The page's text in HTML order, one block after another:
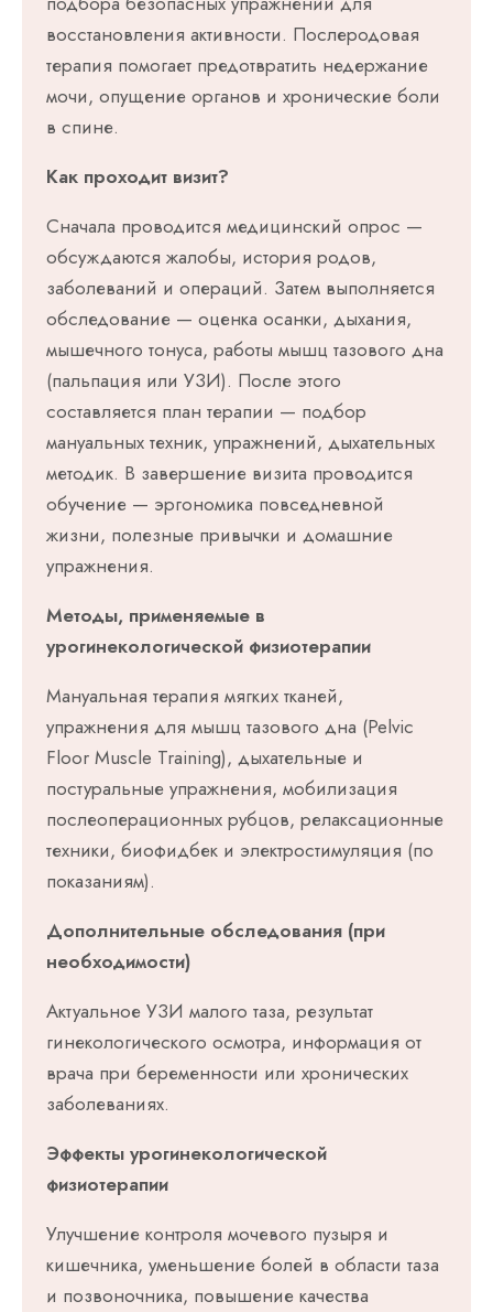
восстановления активности. Послеродовая
терапия помогает предотвратить недержание
мочи, опущение органов и хронические боли
в спине.
Как проходит визит?
Сначала проводится медицинский опрос —
обсуждаются жалобы, история родов,
заболеваний и операций. Затем выполняется
обследование — оценка осанки, дыхания,
мышечного тонуса, работы мышц тазового дна
(пальпация или УЗИ). После этого
составляется план терапии — подбор
мануальных техник, упражнений, дыхательных
методик. В завершение визита проводится
обучение — эргономика повседневной
жизни, полезные привычки и домашние
упражнения.
Методы, применяемые в
урогинекологической физиотерапии
Мануальная терапия мягких тканей,
упражнения для мышц тазового дна (Pelvic
Floor Muscle Training), дыхательные и
постуральные упражнения, мобилизация
послеоперационных рубцов, релаксационные
техники, биофидбек и электростимуляция (по
показаниям).
Дополнительные обследования (при
необходимости)
Актуальное УЗИ малого таза, результат
гинекологического осмотра, информация от
врача при беременности или хронических
заболеваниях.
Эффекты урогинекологической
физиотерапии
Улучшение контроля мочевого пузыря и
кишечника, уменьшение болей в области таза
и позвоночника, повышение качества